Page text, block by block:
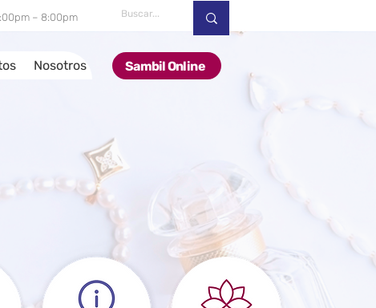
Nosotros Sambil Online
– 8:00pm